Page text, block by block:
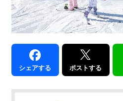
シェアする ポストする